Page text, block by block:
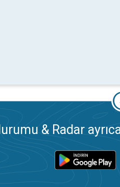
& Radar